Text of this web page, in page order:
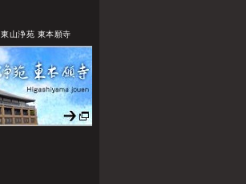
東山浄苑 東本願寺